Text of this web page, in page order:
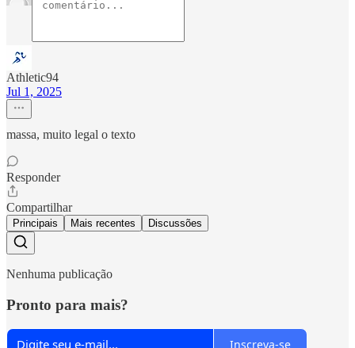
Athletic94
Jul 1, 2025
massa, muito legal o texto
Responder
Compartilhar
Principais Mais recentes Discussões
Nenhuma publicação
Pronto para mais?
Inscreva-se